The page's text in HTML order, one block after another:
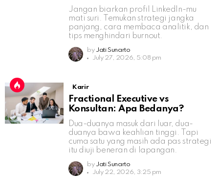
Jangan biarkan profil LinkedIn-mu
mati suri. Temukan strategi jangka
panjang, cara membaca analitik, dan
tips menghindari burnout.
by Jati Sunarto
July 27, 2026, 5:08 pm
Karir
Fractional Executive vs
Konsultan: Apa Bedanya?
Dua-duanya masuk dari luar, dua-
duanya bawa keahlian tinggi. Tapi
cuma satu yang masih ada pas strategi
itu diuji beneran di lapangan.
by Jati Sunarto
July 22, 2026, 3:25 pm